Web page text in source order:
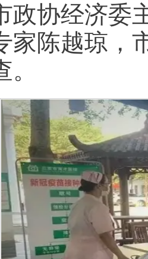
政协经济委
家陈越琼，